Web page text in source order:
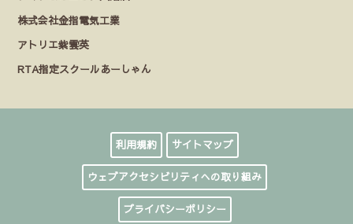
株式会社金指電気工業
アトリエ紫雲英
RTA指定スクールあーしゃん
利用規約 サイトマップ
ウェブアクセシビリティへの取り組み
プライバシーポリシー